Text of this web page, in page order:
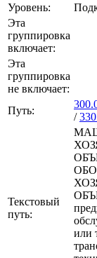
Уровень:
Эта
группировка
включает:
Эта
группировка
не включает:
Путь:
/
Текстовый
путь:
или